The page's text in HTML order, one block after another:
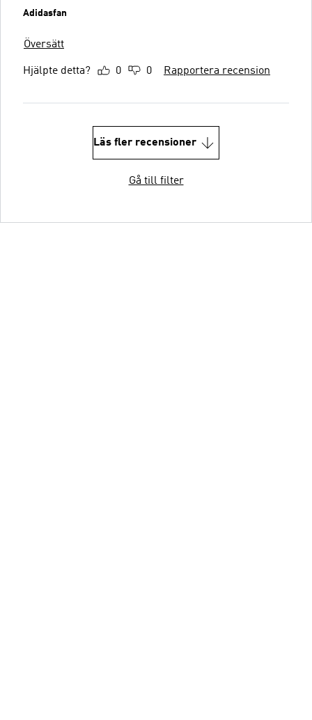
Adidasfan
Översätt
Hjälpte detta? 0 0 Rapportera recension
Läs fler recensioner
Gå till filter